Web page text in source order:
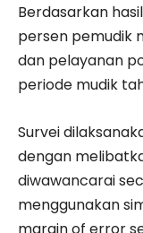
Berdasarkan
persen pemudik
dan pelayanan
periode mudik
Survei
dengan
diwawancarai
menggunakan
margin of error